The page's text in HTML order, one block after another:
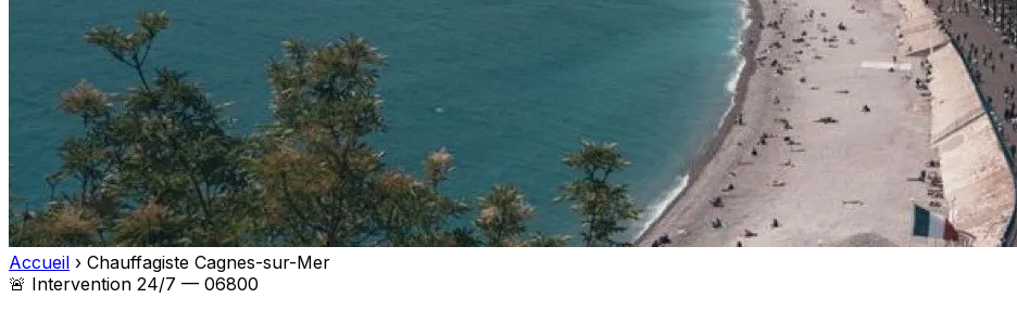
Accueil › Chauffagiste Cagnes-sur-Mer
🚨 Intervention 24/7 — 06800